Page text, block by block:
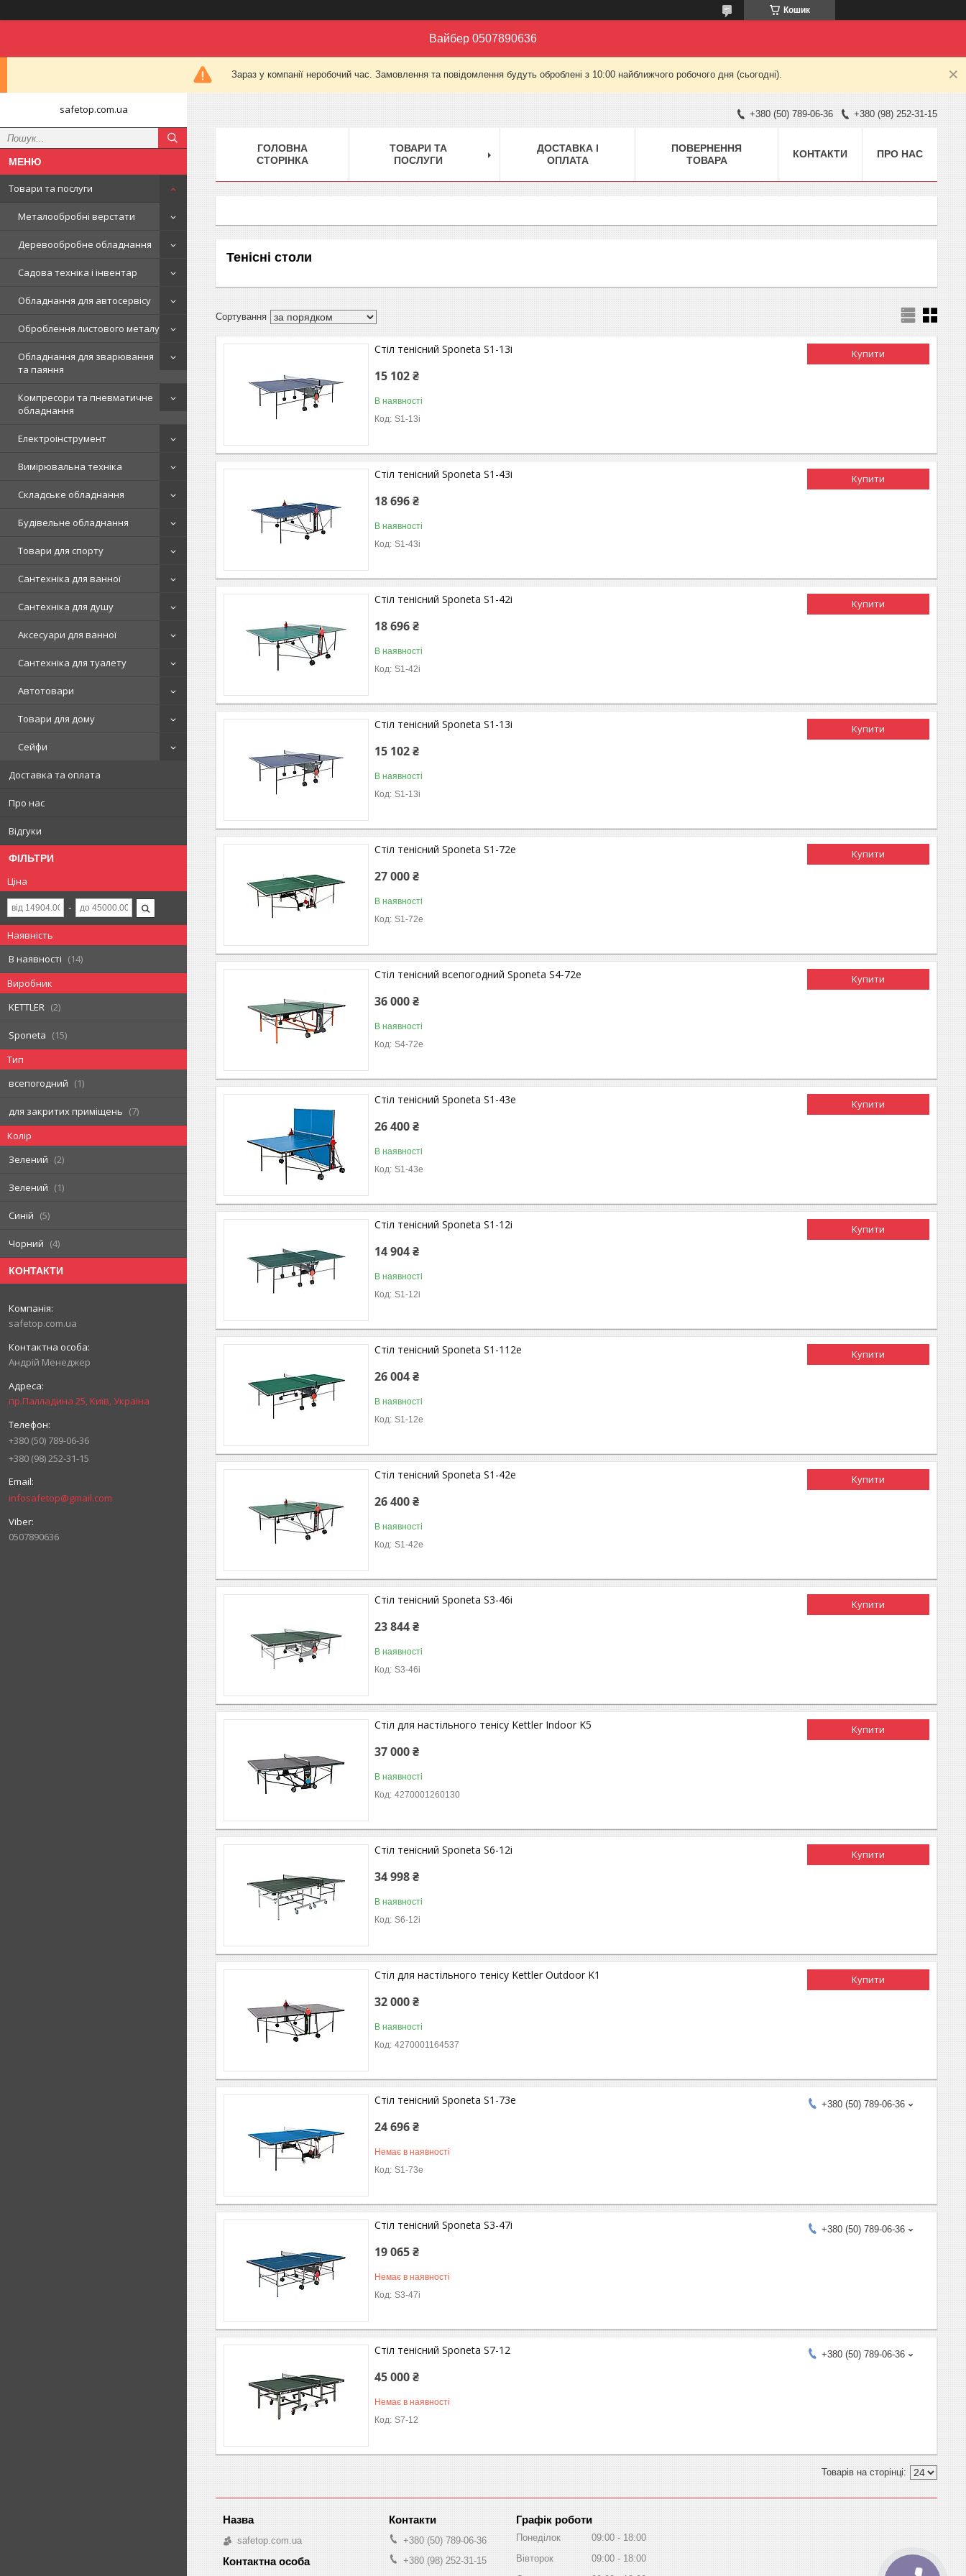
Кошик
Вайбер 0507890636
Зараз у компанії неробочий час. Замовлення та повідомлення будуть оброблені з 10:00 найближчого робочого дня (сьогодні).
safetop.com.ua
Товари та послуги
Металообробні верстати
Деревообробне обладнання
Садова техніка і інвентар
Обладнання для автосервісу
Оброблення листового металу
Обладнання для зварювання
та паяння
Компресори та пневматичне
обладнання
Електроінструмент
Вимірювальна техніка
Складське обладнання
Будівельне обладнання
Товари для спорту
Сантехніка для ванної
Сантехніка для душу
Аксесуари для ванної
Сантехніка для туалету
Автотовари
Товари для дому
Сейфи
Доставка та оплата
Про нас
Відгуки
ФІЛЬТРИ
Ціна
Наявність
В наявності
14
Виробник
KETTLER
2
Sponeta
15
Тип
всепогодний
1
для закритих приміщень
7
Колір
Зелений
2
Зелений 1
Синій 5
Чорний 4
КОНТАКТИ
safetop.com.ua
Андрій Менеджер
пр.Палладина 25, Київ, Україна
+380 (50) 789-06-36
+380 (98) 252-31-15
infosafetop@gmail.com
0507890636
+380 (50) 789-06-36 +380 (98) 252-31-15
ГОЛОВНА
СТОРІНКА
ТОВАРИ ТА
ПОСЛУГИ
ДОСТАВКА І
ОПЛАТА
ПОВЕРНЕННЯ
ТОВАРА
КОНТАКТИ ПРО НАС
Тенісні столи
Купити
Стіл тенісний Sponeta S1-13i
15 102 ₴
В наявності
S1-13i
Купити
Стіл тенісний Sponeta S1-43i
18 696 ₴
В наявності
S1-43i
Купити
Стіл тенісний Sponeta S1-42i
18 696 ₴
В наявності
S1-42i
Купити
Стіл тенісний Sponeta S1-13i
15 102 ₴
В наявності
S1-13i
Купити
Стіл тенісний Sponeta S1-72e
27 000 ₴
В наявності
S1-72e
Купити
Стіл тенісний всепогодний Sponeta S4-72e
36 000 ₴
В наявності
S4-72e
Купити
Стіл тенісний Sponeta S1-43e
26 400 ₴
В наявності
S1-43e
Купити
Стіл тенісний Sponeta S1-12i
14 904 ₴
В наявності
S1-12i
Купити
Стіл тенісний Sponeta S1-112e
26 004 ₴
В наявності
S1-12e
Купити
Стіл тенісний Sponeta S1-42e
26 400 ₴
В наявності
S1-42e
Купити
Стіл тенісний Sponeta S3-46i
23 844 ₴
В наявності
S3-46i
Купити
Стіл для настільного тенісу Kettler Indoor K5
37 000 ₴
В наявності
4270001260130
Купити
Стіл тенісний Sponeta S6-12i
34 998 ₴
В наявності
S6-12i
Купити
Стіл для настільного тенісу Kettler Outdoor K1
32 000 ₴
В наявності
4270001164537
+380 (50) 789-06-36
Стіл тенісний Sponeta S1-73e
24 696 ₴
Немає в наявності
S1-73e
+380 (50) 789-06-36
Стіл тенісний Sponeta S3-47i
19 065 ₴
Немає в наявності
S3-47i
+380 (50) 789-06-36
Стіл тенісний Sponeta S7-12
45 000 ₴
Немає в наявності
S7-12
safetop.com.ua
+380 (50) 789-06-36
+380 (98) 252-31-15
Графік роботи
Понеділок 09:00
18:00
Вівторок
09:00
18:00